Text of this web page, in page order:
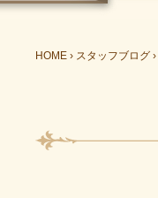
HOME › スタッフブログ ›